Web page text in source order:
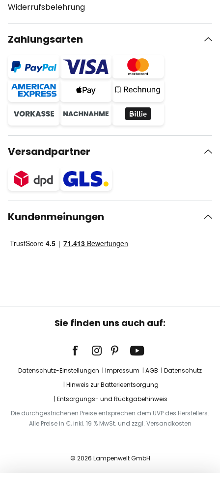
Widerrufsbelehrung
Zahlungsarten
Versandpartner
Kundenmeinungen
Sie finden uns auch auf:
Datenschutz-Einstellungen Impressum AGB
Datenschutz
Hinweis zur Batterieentsorgung
Entsorgungs- und Rückgabehinweis
Die durchgestrichenen Preise entsprechen dem UVP des Herstellers.
Alle Preise in €, inkl. 19 % MwSt. und zzgl. Versandkosten
© 2026 Lampenwelt GmbH